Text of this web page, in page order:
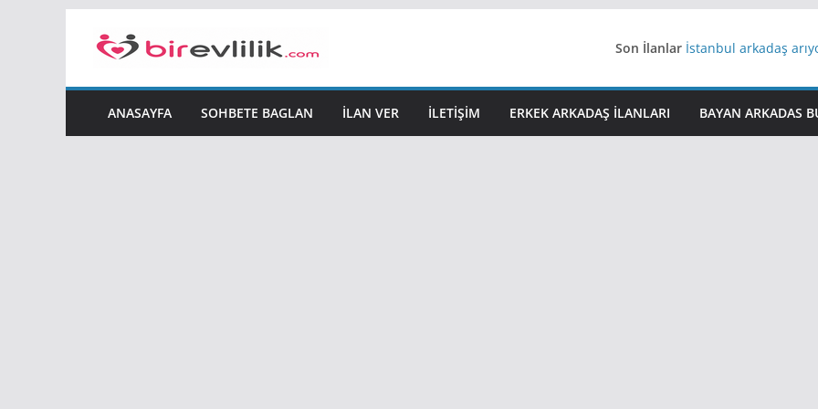
Son İlanlar İstanbul arkadaş
Yeni Bir Aşk Lazım
iş arayanlara iş
ANASAYFA SOHBETE BAGLAN İLAN VER İLETIŞIM ERKEK ARKADAŞ ILANLARI BAYAN ARKADAS